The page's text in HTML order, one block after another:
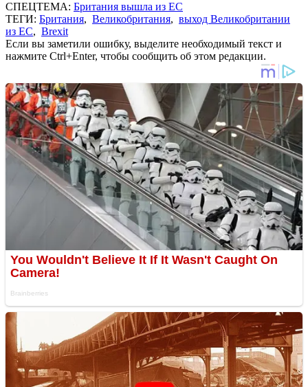
СПЕЦТЕМА: Британия вышла из ЕС
ТЕГИ: Британия, Великобритания, выход Великобритании
из ЕС, Brexit
Если вы заметили ошибку, выделите необходимый текст и
нажмите Ctrl+Enter, чтобы сообщить об этом редакции.